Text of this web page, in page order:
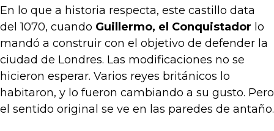
En lo que a historia respecta, este castillo data
del 1070, cuando Guillermo, el Conquistador lo
mandó a construir con el objetivo de defender la
ciudad de Londres. Las modificaciones no se
hicieron esperar. Varios reyes británicos lo
habitaron, y lo fueron cambiando a su gusto. Pero
el sentido original se ve en las paredes de antaño.